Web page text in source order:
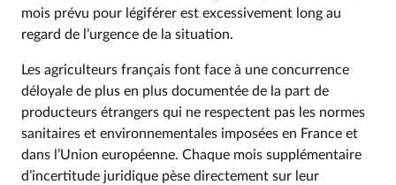
mois prévu pour légiférer est excessivement long au
regard de l’urgence de la situation.
Les agriculteurs français font face à une concurrence
déloyale de plus en plus documentée de la part de
producteurs étrangers qui ne respectent pas les normes
sanitaires et environnementales imposées en France et
dans l’Union européenne. Chaque mois supplémentaire
d’incertitude juridique pèse directement sur leur